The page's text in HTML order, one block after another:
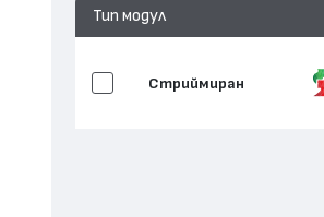
Тип модул
Стриймиран